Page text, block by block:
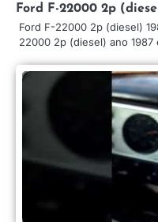
Ford F-22000 2p
Ford F-22000 2p (diesel)
22000 2p (diesel) ano